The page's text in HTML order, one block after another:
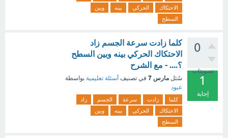
الاحتكاك
الحركي بينه
وبين
السطح
0
تصويتات
1
إجابة
كلما زادت سرعة الجسم زاد
الاحتكاك الحركي بينه وبين السطح
؟.... - مع الشرح
سُئل مارس 7 في تصنيف أسئلة تعليمية بواسطة
عبود
كلما زادت سرعة الجسم
زاد
الاحتكاك
الحركي بينه
وبين
السطح